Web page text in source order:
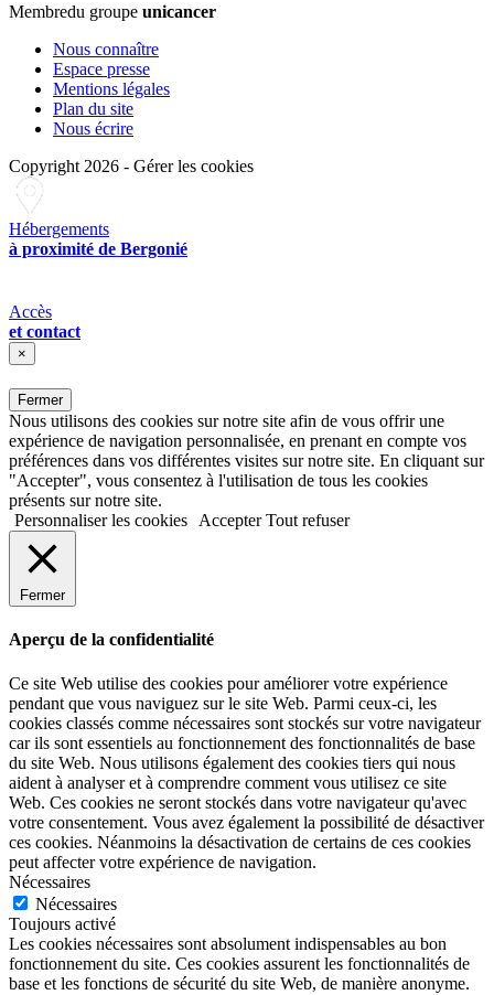
Membredu groupe unicancer
Nous connaître
Espace presse
Mentions légales
Plan du site
Nous écrire
Copyright 2026 - Gérer les cookies
Hébergements
à proximité de Bergonié
Accès
et contact
×
Fermer
Nous utilisons des cookies sur notre site afin de vous offrir une
expérience de navigation personnalisée, en prenant en compte vos
préférences dans vos différentes visites sur notre site. En cliquant sur
"Accepter", vous consentez à l'utilisation de tous les cookies
présents sur notre site.
Personnaliser les cookies
Accepter Tout refuser
Fermer
Aperçu de la confidentialité
Ce site Web utilise des cookies pour améliorer votre expérience
pendant que vous naviguez sur le site Web. Parmi ceux-ci, les
cookies classés comme nécessaires sont stockés sur votre navigateur
car ils sont essentiels au fonctionnement des fonctionnalités de base
du site Web. Nous utilisons également des cookies tiers qui nous
aident à analyser et à comprendre comment vous utilisez ce site
Web. Ces cookies ne seront stockés dans votre navigateur qu'avec
votre consentement. Vous avez également la possibilité de désactiver
ces cookies. Néanmoins la désactivation de certains de ces cookies
peut affecter votre expérience de navigation.
Nécessaires
Nécessaires
Toujours activé
Les cookies nécessaires sont absolument indispensables au bon
fonctionnement du site. Ces cookies assurent les fonctionnalités de
base et les fonctions de sécurité du site Web, de manière anonyme.